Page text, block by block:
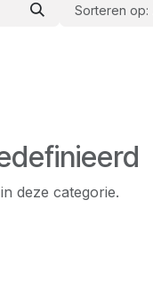
Sorteren op:
deze categorie.